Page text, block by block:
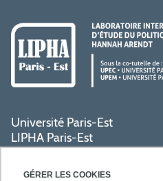
GÉRER LES COOKIES
Université Paris-Est
LIPHA Paris-Est
Campus Centre de Créteil
61, avenue du Général de